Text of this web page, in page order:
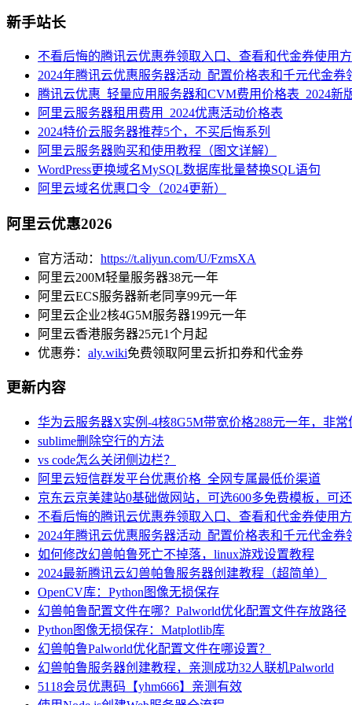
新手站长
不看后悔的腾讯云优惠券领取入口、查看和代金券使用
2024年腾讯云优惠服务器活动_配置价格表和千元代金券
腾讯云优惠_轻量应用服务器和CVM费用价格表_2024新
阿里云服务器租用费用_2024优惠活动价格表
2024特价云服务器推荐5个，不买后悔系列
阿里云服务器购买和使用教程（图文详解）
WordPress更换域名MySQL数据库批量替换SQL语句
阿里云域名优惠口令（2024更新）
阿里云优惠2026
官方活动： https://t.aliyun.com/U/FzmsXA
阿里云200M轻量服务器38元一年
阿里云ECS服务器新老同享99元一年
阿里云企业2核4G5M服务器199元一年
阿里云香港服务器25元1个月起
优惠券： aly.wiki免费领取阿里云折扣券和代金券
更新内容
华为云服务器X实例-4核8G5M带宽价格288元一年，非常
sublime删除空行的方法
vs code怎么关闭侧边栏？
阿里云短信群发平台优惠价格_全网专属最低价渠道
京东云京美建站0基础做网站，可选600多免费模板，可还
不看后悔的腾讯云优惠券领取入口、查看和代金券使用
2024年腾讯云优惠服务器活动_配置价格表和千元代金券
如何修改幻兽帕鲁死亡不掉落，linux游戏设置教程
2024最新腾讯云幻兽帕鲁服务器创建教程（超简单）
OpenCV库：Python图像无损保存
幻兽帕鲁配置文件在哪？Palworld优化配置文件存放路径
Python图像无损保存：Matplotlib库
幻兽帕鲁Palworld优化配置文件在哪设置？
幻兽帕鲁服务器创建教程，亲测成功32人联机Palworld
5118会员优惠码【yhm666】亲测有效